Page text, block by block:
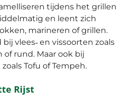
tijdens het grillen
en leent zich
marineren of grillen.
vlees‐ en vissoorten zoals
of rund. Maar ook bij
Tofu of Tempeh.
Rijst